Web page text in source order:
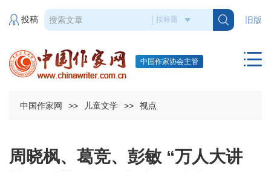
旧版
投稿
中国作家协会主管
中国作家网 >> 儿童文学 >> 视点
周晓枫、葛竞、彭敏 “万人大讲